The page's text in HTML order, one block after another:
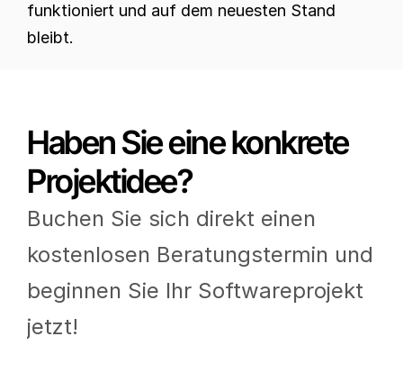
funktioniert und auf dem neuesten Stand
bleibt.
Haben Sie eine konkrete
Projektidee?
Buchen Sie sich direkt einen
kostenlosen Beratungstermin und
beginnen Sie Ihr Softwareprojekt
jetzt!